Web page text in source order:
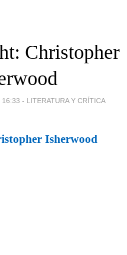
Christopher
16:33 - LITERATURA Y CRÍTICA
Isherwood